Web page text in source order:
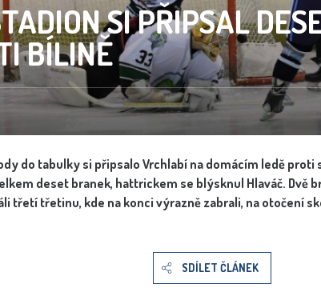
SI PŘIPSAL
BÍLINĚ
do tabulky si připsalo Vrchlabí na domácím ledě proti
deset branek, hattrickem se blýsknul Hlaváč. Dvě
třetí třetinu, kde na konci výrazně zabrali, na otočení
SDÍLET ČLÁNEK